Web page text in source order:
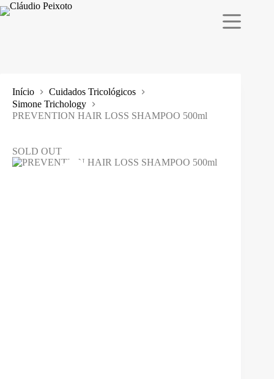
Pular
para
Início
Cuidados Tricológicos
Simone Trichology
PREVENTION HAIR LOSS SHAMPOO 500ml
SOLD OUT